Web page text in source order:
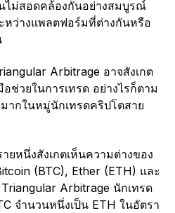
ไม่สอดคล้องกันอย่างสมบูรณ์
หว่างแพลตฟอร์มที่ต่างกันหรือ
Arbitrage อาจสังเกต
ช่วยในการเทรด อย่างไรก็ตาม
ากในหมู่นักเทรดคริปโตสาย
ยหนึ่งสังเกตเห็นความต่างของ
(BTC), Ether (ETH) และ
Arbitrage นักเทรด
จำนวนหนึ่งเป็น ETH ในอัตรา